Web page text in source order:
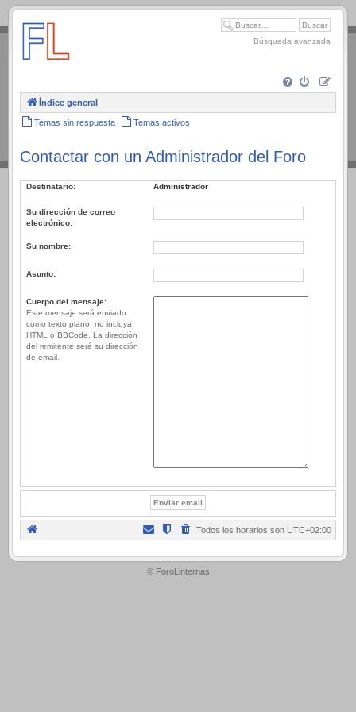
.
Búsqueda avanzada
Índice general
Temas sin respuesta Temas activos
Contactar con un Administrador del Foro
Destinatario: Administrador
Su dirección de correo
electrónico:
Su nombre:
Asunto:
Cuerpo del mensaje:
Este mensaje será enviado
como texto plano, no incluya
HTML o BBCode. La dirección
del remitente será su dirección
de email.
Todos los horarios son UTC+02:00
.
© ForoLinternas